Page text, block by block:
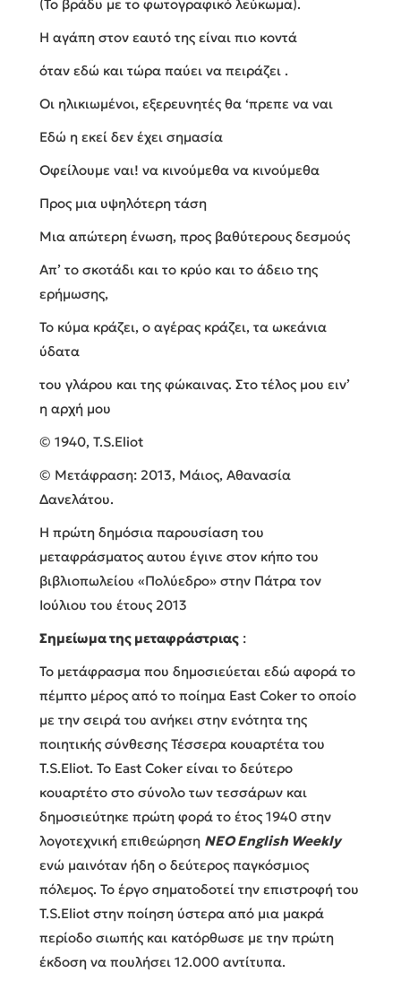
(Το βράδυ με το φωτογραφικό λεύκωμα).
Η αγάπη στον εαυτό της είναι πιο κοντά
όταν εδώ και τώρα παύει να πειράζει .
Οι ηλικιωμένοι, εξερευνητές θα ‘πρεπε να ναι
Εδώ η εκεί δεν έχει σημασία
Οφείλουμε ναι! να κινούμεθα να κινούμεθα
Προς μια υψηλότερη τάση
Μια απώτερη ένωση, προς βαθύτερους δεσμούς
Απ’ το σκοτάδι και το κρύο και το άδειο της
ερήμωσης,
Το κύμα κράζει, ο αγέρας κράζει, τα ωκεάνια
ύδατα
του γλάρου και της φώκαινας. Στο τέλος μου ειν’
η αρχή μου
© 1940, T.S.Eliot
© Μετάφραση: 2013, Μάιος, Αθανασία
Δανελάτου.
Η πρώτη δημόσια παρουσίαση του
μεταφράσματος αυτου έγινε στον κήπο του
βιβλιοπωλείου «Πολύεδρο» στην Πάτρα τον
Ιούλιου του έτους 2013
Σημείωμα της μεταφράστριας :
To μετάφρασμα που δημοσιεύεται εδώ αφορά το
πέμπτο μέρος από το ποίημα East Coker το οποίο
με την σειρά του ανήκει στην ενότητα της
ποιητικής σύνθεσης Τέσσερα κουαρτέτα του
T.S.Eliot. Το East Coker είναι το δεύτερο
κουαρτέτο στο σύνολο των τεσσάρων και
δημοσιεύτηκε πρώτη φορά το έτος 1940 στην
λογοτεχνική επιθεώρηση ΝΕΟ English Weekly
ενώ μαινόταν ήδη ο δεύτερος παγκόσμιος
πόλεμος. Το έργο σηματοδοτεί την επιστροφή του
T.S.Eliot στην ποίηση ύστερα από μια μακρά
περίοδο σιωπής και κατόρθωσε με την πρώτη
έκδοση να πουλήσει 12.000 αντίτυπα.